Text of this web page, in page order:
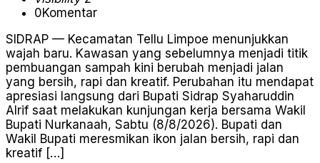
0Komentar
SIDRAP — Kecamatan Tellu Limpoe menunjukkan
wajah baru. Kawasan yang sebelumnya menjadi titik
pembuangan sampah kini berubah menjadi jalan
yang bersih, rapi dan kreatif. Perubahan itu mendapat
apresiasi langsung dari Bupati Sidrap Syaharuddin
Alrif saat melakukan kunjungan kerja bersama Wakil
Bupati Nurkanaah, Sabtu (8/8/2026). Bupati dan
Wakil Bupati meresmikan ikon jalan bersih, rapi dan
kreatif […]